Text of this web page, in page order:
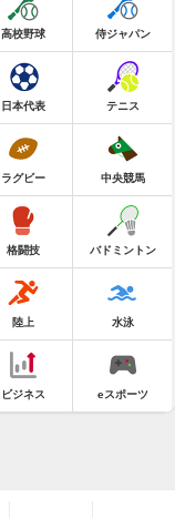
高校野球 侍ジャパン
日本代表 テニス
ラグビー 中央競馬
格闘技 バドミントン
陸上 水泳
ビジネス eスポーツ